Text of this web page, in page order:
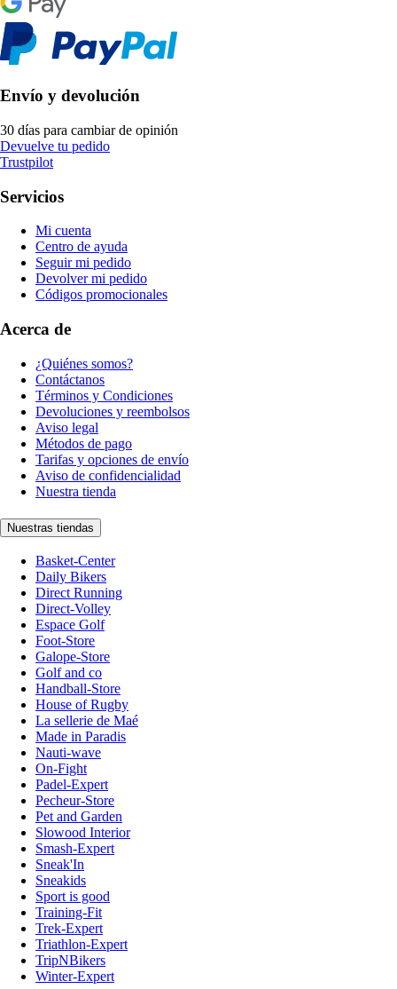
Envío y devolución
30 días para cambiar de opinión
Devuelve tu pedido
Trustpilot
Servicios
Mi cuenta
Centro de ayuda
Seguir mi pedido
Devolver mi pedido
Códigos promocionales
Acerca de
¿Quiénes somos?
Contáctanos
Términos y Condiciones
Devoluciones y reembolsos
Aviso legal
Métodos de pago
Tarifas y opciones de envío
Aviso de confidencialidad
Nuestra tienda
Nuestras tiendas
Basket-Center
Daily Bikers
Direct Running
Direct-Volley
Espace Golf
Foot-Store
Galope-Store
Golf and co
Handball-Store
House of Rugby
La sellerie de Maé
Made in Paradis
Nauti-wave
On-Fight
Padel-Expert
Pecheur-Store
Pet and Garden
Slowood Interior
Smash-Expert
Sneak'In
Sneakids
Sport is good
Training-Fit
Trek-Expert
Triathlon-Expert
TripNBikers
Winter-Expert